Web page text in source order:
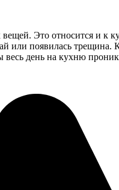
Это относится и
или появилась
день на кухню